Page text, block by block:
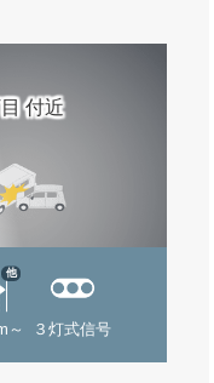
付近
～
他
３灯式信号